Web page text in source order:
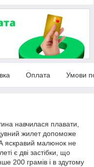
Оплата Умови
навчилася плавати,
жилет допоможе
яскравий малюнок не
є дві застібки, що
200 грамів і в здутому